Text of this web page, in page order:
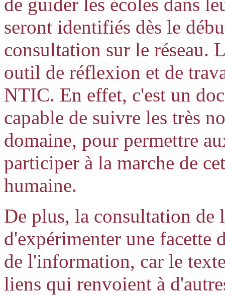
seront identifiés dès le
consultation sur le réseau.
outil de réflexion et de
NTIC. En effet, c'est un
capable de suivre les très
domaine, pour permettre
participer à la marche de
humaine.
De plus, la consultation de
d'expérimenter une facette
de l'information, car le
liens qui renvoient à